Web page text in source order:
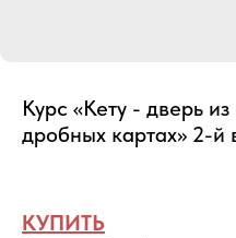
Курс «Кету - дверь
дробных картах» 2-й
КУПИТЬ